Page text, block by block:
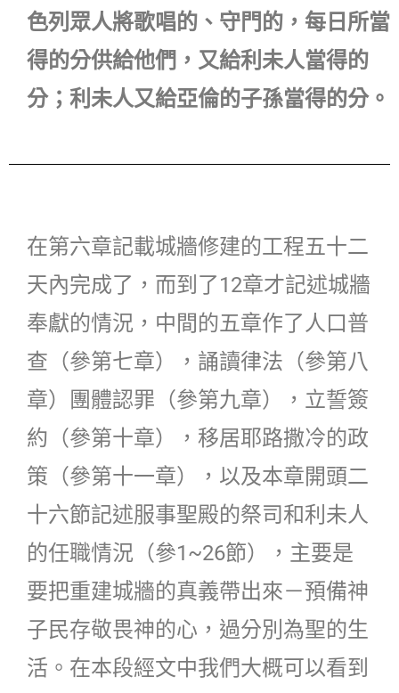
色列眾人將歌唱的、守門的，每日所當
得的分供給他們，又給利未人當得的
分；利未人又給亞倫的子孫當得的分。
在第六章記載城牆修建的工程五十二
天內完成了，而到了12章才記述城牆
奉獻的情況，中間的五章作了人口普
查（參第七章），誦讀律法（參第八
章）團體認罪（參第九章），立誓簽
約（參第十章），移居耶路撒冷的政
策（參第十一章），以及本章開頭二
十六節記述服事聖殿的祭司和利未人
的任職情況（參1~26節），主要是
要把重建城牆的真義帶出來－預備神
子民存敬畏神的心，過分別為聖的生
活。在本段經文中我們大概可以看到